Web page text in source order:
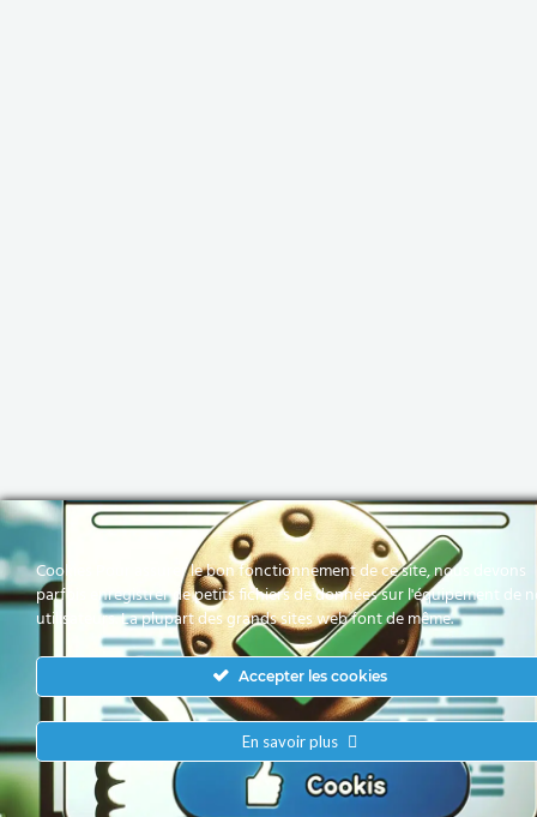
Cookies Pour assurer le bon fonctionnement de ce site, nous devons
parfois enregistrer de petits fichiers de données sur l'équipement de
utilisateurs. La plupart des grands sites web font de même.
Accepter les cookies
En savoir plus